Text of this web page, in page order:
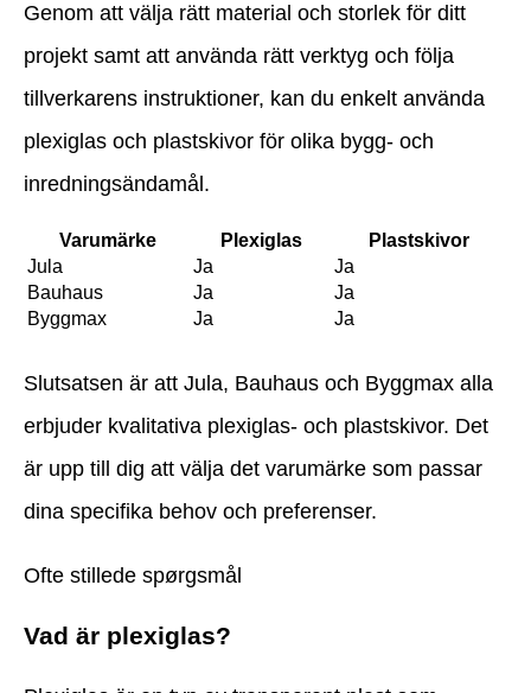
Genom att välja rätt material och storlek för ditt
projekt samt att använda rätt verktyg och följa
tillverkarens instruktioner, kan du enkelt använda
plexiglas och plastskivor för olika bygg- och
inredningsändamål.
Varumärke Plexiglas
Plastskivor
Jula
Ja
Ja
Bauhaus
Ja
Ja
Byggmax
Ja Ja
Slutsatsen är att Jula, Bauhaus och Byggmax alla
erbjuder kvalitativa plexiglas- och plastskivor. Det
är upp till dig att välja det varumärke som passar
dina specifika behov och preferenser.
Ofte stillede spørgsmål
Vad är plexiglas?